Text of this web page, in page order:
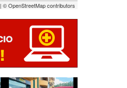
| © OpenStreetMap contributors